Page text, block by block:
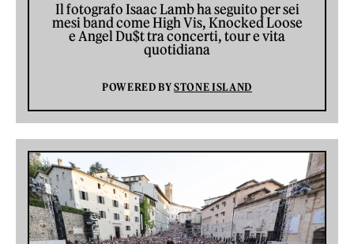
Il fotografo Isaac Lamb ha seguito per sei
mesi band come High Vis, Knocked Loose
e Angel Du$t tra concerti, tour e vita
quotidiana
POWERED BYSTONE ISLAND